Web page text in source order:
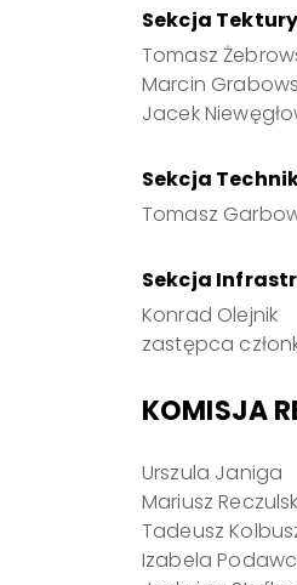
Sekcja
Tomasz
Marcin
Jacek
Sekcja
Tomasz
Sekcja
Konrad Olejnik
zastępca
KOMISJA
Urszula Janiga
Mariusz
Tadeusz
Izabela